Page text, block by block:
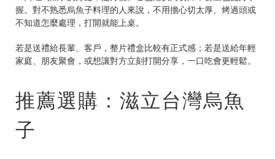
握。對不熟悉烏魚子料理的人來說，不用擔心切太厚、烤過頭或
不知道怎麼處理，打開就能上桌。
若是送禮給長輩、客戶，整片禮盒比較有正式感；若是送給年輕
家庭、朋友聚會，或想讓對方立刻打開分享，一口吃會更輕鬆。
推薦選購：滋立台灣烏魚
子